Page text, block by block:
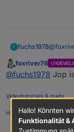
F fuchs1978@
https://
es/1601
Offline
foxriver76
@fuchs1978 Jop
Videotutorials & mehr
Hier könnt ihr mich
Hallo! Könnten
Funktionalität &